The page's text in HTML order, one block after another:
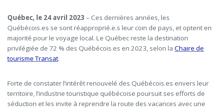
Québec, le 24 avril 2023 – Ces dernières années, les
Québécois.es se sont réapproprié.e.s leur coin de pays, et optent en
majorité pour le voyage local. Le Québec reste la destination
privilégiée de 72 % des Québécois.es en 2023, selon la Chaire de
tourisme Transat.
Forte de constater l’intérêt renouvelé des Québécois.es envers leur
territoire, l’industrie touristique québécoise poursuit ses efforts de
séduction et les invite à reprendre la route des vacances avec une